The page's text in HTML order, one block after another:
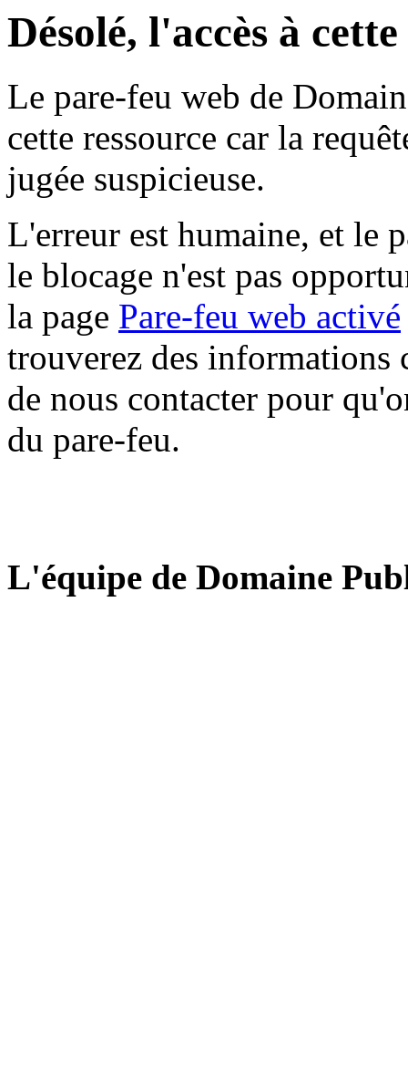
Désolé, l'accès à
Le pare-feu web de
cette ressource car la
jugée suspicieuse.
L'erreur est humaine, et le
le blocage n'est pas
la page Pare-feu web activé
trouverez des informations
de nous contacter pour
du pare-feu.
L'équipe de Domaine